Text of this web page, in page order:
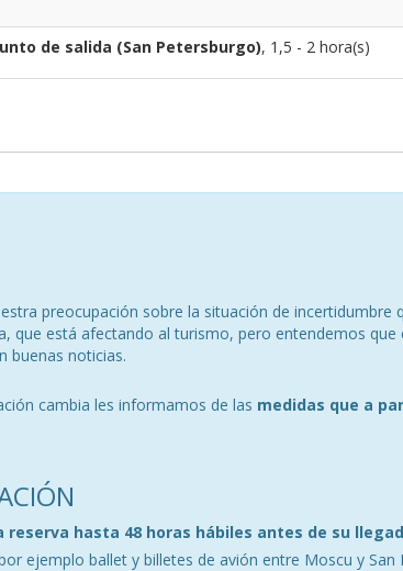
de salida (San Petersburgo), 1,5 - 2 hora(s)
preocupación sobre la situación de
que está afectando al turismo, pero entendemos
buenas noticias.
cambia les informamos de las medidas que a
reserva hasta 48 horas hábiles antes de su
ejemplo ballet y billetes de avión entre Moscu y San